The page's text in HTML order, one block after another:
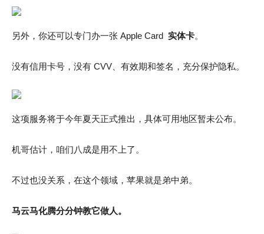
另外，你还可以专门办一张 Apple Card 实体卡。
没有信用卡号，没有 CVV、有效期和签名，充分保护隐私。
这项服务将于今年夏天正式推出，具体可用地区暂未公布。
机哥估计，咱们八成是用不上了。
不过也没关系，在这个领域，苹果就是弟中弟。
马云马化腾分分钟教它做人。